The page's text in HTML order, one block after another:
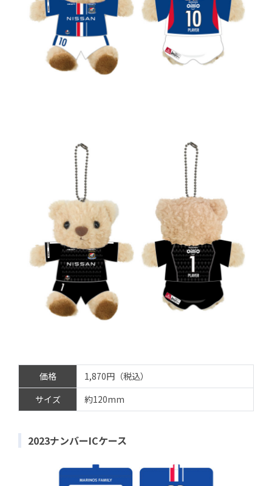
価格
1,870円（税込）
サイズ
約120mm
2023ナンバーICケース